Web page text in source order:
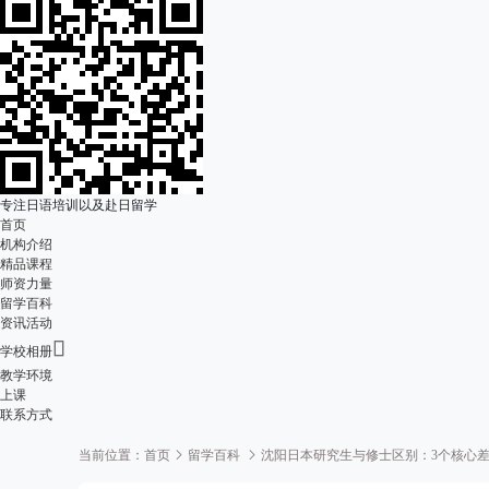
专注日语培训以及赴日留学
首页
机构介绍
精品课程
师资力量
留学百科
资讯活动
学校相册
教学环境
上课
联系方式
当前位置： 首页 留学百科 沈阳日本研究生与修士区别：3个核心